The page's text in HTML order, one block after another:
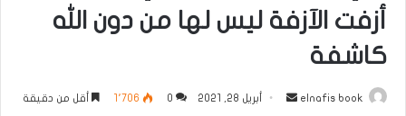
أزفت الآزفة ليس لها من دون الله
كاشفة
elnafis book
أرسل
أبريل 28, 2021 0 1٬706 أقل من دقيقة